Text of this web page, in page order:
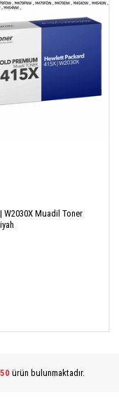
W2030X Muadil Toner
ürün bulunmaktadır.